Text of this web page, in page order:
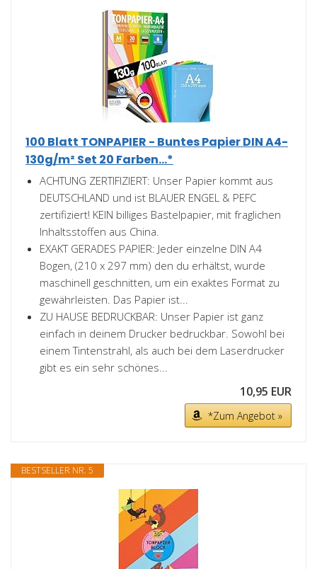
100 Blatt TONPAPIER - Buntes Papier DIN A4-
130g/m² Set 20 Farben...*
ACHTUNG ZERTIFIZIERT: Unser Papier kommt aus
DEUTSCHLAND und ist BLAUER ENGEL & PEFC
zertifiziert! KEIN billiges Bastelpapier, mit fraglichen
Inhaltsstoffen aus China.
EXAKT GERADES PAPIER: Jeder einzelne DIN A4
Bogen, (210 x 297 mm) den du erhältst, wurde
maschinell geschnitten, um ein exaktes Format zu
gewährleisten. Das Papier ist...
ZU HAUSE BEDRUCKBAR: Unser Papier ist ganz
einfach in deinem Drucker bedruckbar. Sowohl bei
einem Tintenstrahl, als auch bei dem Laserdrucker
gibt es ein sehr schönes...
10,95 EUR
*Zum Angebot »
BESTSELLER NR. 5